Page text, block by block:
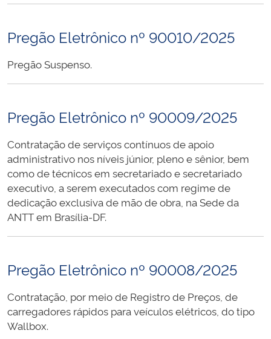
Pregão Eletrônico nº 90010/2025
Pregão Suspenso.
Pregão Eletrônico nº 90009/2025
Contratação de serviços contínuos de apoio
administrativo nos níveis júnior, pleno e sênior, bem
como de técnicos em secretariado e secretariado
executivo, a serem executados com regime de
dedicação exclusiva de mão de obra, na Sede da
ANTT em Brasília-DF.
Pregão Eletrônico nº 90008/2025
Contratação, por meio de Registro de Preços, de
carregadores rápidos para veículos elétricos, do tipo
Wallbox.